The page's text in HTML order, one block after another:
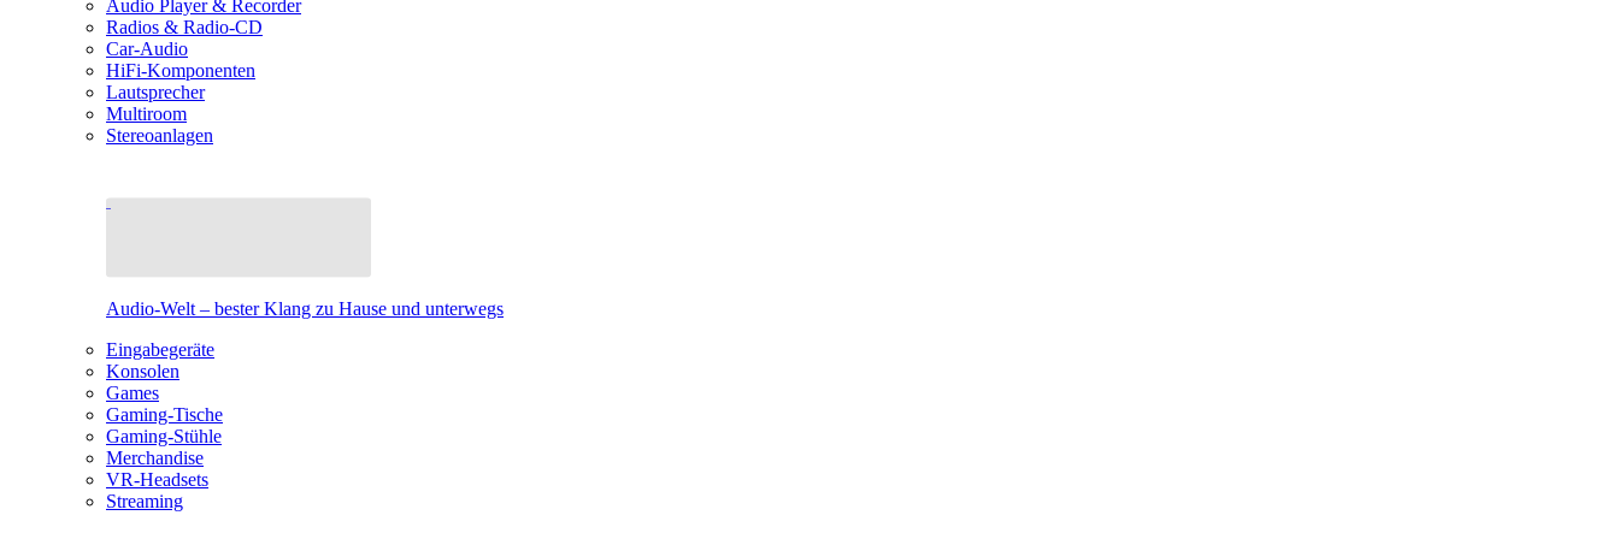
Audio Player & Recorder
Radios & Radio-CD
Car-Audio
HiFi-Komponenten
Lautsprecher
Multiroom
Stereoanlagen
Audio-Welt – bester Klang zu Hause und unterwegs
Eingabegeräte
Konsolen
Games
Gaming-Tische
Gaming-Stühle
Merchandise
VR-Headsets
Streaming